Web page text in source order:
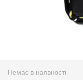
Немає в наявності